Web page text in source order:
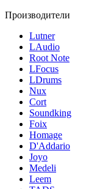
Производители
Lutner
LAudio
Root Note
LFocus
LDrums
Nux
Cort
Soundking
Foix
Homage
D'Addario
Joyo
Medeli
Leem